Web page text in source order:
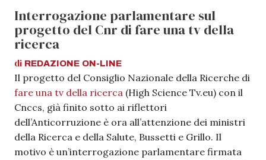
Interrogazione parlamentare sul
progetto del Cnr di fare una tv della
ricerca
di REDAZIONE ON-LINE
Il progetto del Consiglio Nazionale della Ricerche di
fare una tv della ricerca (High Science Tv.eu) con il
Cnccs, già finito sotto ai riflettori
dell’Anticorruzione è ora all’attenzione dei ministri
della Ricerca e della Salute, Bussetti e Grillo. Il
motivo è un’interrogazione parlamentare firmata